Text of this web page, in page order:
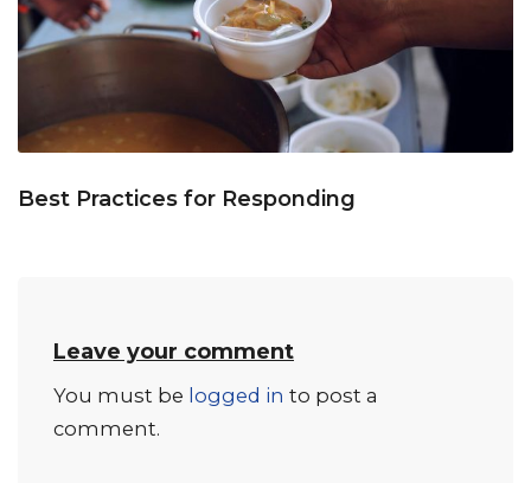
Best Practices for Responding
Leave your comment
You must be logged in to post a
comment.